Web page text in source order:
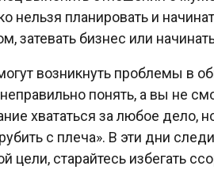
нельзя планировать и
затевать бизнес или
возникнуть проблемы в
понять, а вы не
хвататься за любое дело,
с плеча». В эти дни
цели, старайтесь избегать